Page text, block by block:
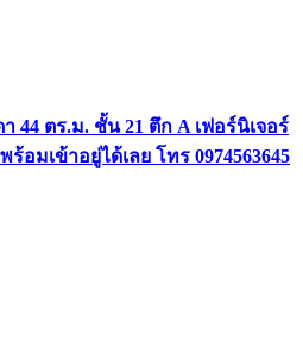
44 ตร.ม. ชั้น 21 ตึก A เฟอร์นิเจอร์
อมเข้าอยู่ได้เลย โทร 0974563645